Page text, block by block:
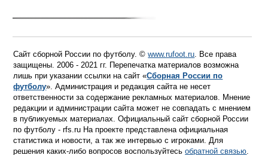
Сайт сборной России по футболу. ©www.rufoot.ru. Все права
защищены. 2006 - 2021 гг. Перепечатка материалов возможна
лишь при указании ссылки на сайт «Сборная России по
футболу». Администрация и редакция сайта не несет
ответственности за содержание рекламных материалов. Мнение
редакции и администрации сайта может не совпадать с мнением
в публикуемых материалах. Официальный сайт сборной России
по футболу - rfs.ru На проекте представлена официальная
статистика и новости, а так же интервью с игроками. Для
решения каких-либо вопросов воспользуйтесьобратной связью.